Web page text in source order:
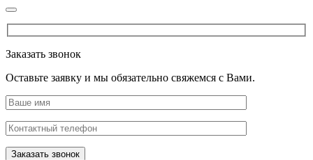
Заказать звонок
Оставьте заявку и мы обязательно свяжемся с Вами.
Заказать звонок